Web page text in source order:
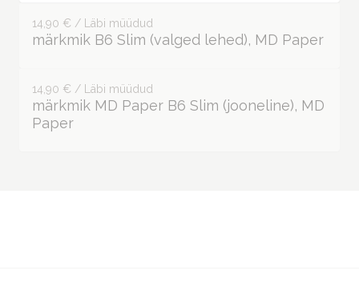
14,90 € / Läbi müüdud
märkmik B6 Slim (valged lehed), MD Paper
14,90 € / Läbi müüdud
märkmik MD Paper B6 Slim (jooneline), MD
Paper